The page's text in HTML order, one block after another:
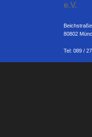
e.V.
80802
Tel: 089 /